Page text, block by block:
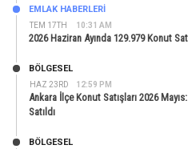
TEM 17TH 10:31 AM
EMLAK HABERLERI
2026 Haziran Ayında 129.979 Konut
HAZ 23RD 12:59 PM
BÖLGESEL
Ankara İlçe Konut Satışları 2026
Satıldı
BÖLGESEL